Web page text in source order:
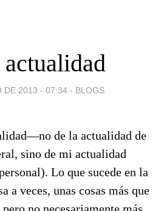
actualidad
DE 2013 - 07:34 - BLOGS
de la actualidad de
sino de mi actualidad
Lo que sucede en la
a veces, unas cosas más que